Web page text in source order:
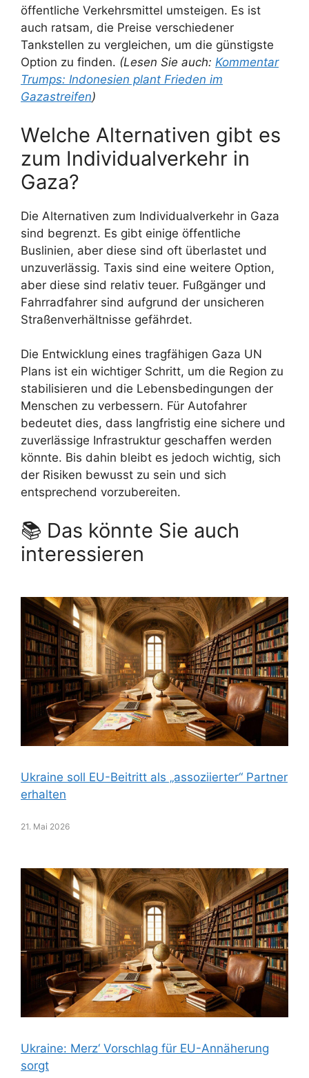
öffentliche Verkehrsmittel umsteigen. Es ist
auch ratsam, die Preise verschiedener
Tankstellen zu vergleichen, um die günstigste
Option zu finden. (Lesen Sie auch: Kommentar
Trumps: Indonesien plant Frieden im
Gazastreifen)
Welche Alternativen gibt es
zum Individualverkehr in
Gaza?
Die Alternativen zum Individualverkehr in Gaza
sind begrenzt. Es gibt einige öffentliche
Buslinien, aber diese sind oft überlastet und
unzuverlässig. Taxis sind eine weitere Option,
aber diese sind relativ teuer. Fußgänger und
Fahrradfahrer sind aufgrund der unsicheren
Straßenverhältnisse gefährdet.
Die Entwicklung eines tragfähigen Gaza UN
Plans ist ein wichtiger Schritt, um die Region zu
stabilisieren und die Lebensbedingungen der
Menschen zu verbessern. Für Autofahrer
bedeutet dies, dass langfristig eine sichere und
zuverlässige Infrastruktur geschaffen werden
könnte. Bis dahin bleibt es jedoch wichtig, sich
der Risiken bewusst zu sein und sich
entsprechend vorzubereiten.
📚 Das könnte Sie auch
interessieren
Ukraine soll EU-Beitritt als „assoziierter“ Partner
erhalten
21. Mai 2026
Ukraine: Merz‘ Vorschlag für EU-Annäherung
sorgt